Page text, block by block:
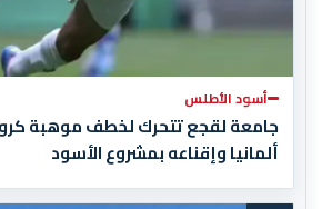
أسود الأطلس
جامعة لقجع تتحرك لخطف موهبة
ألمانيا وإقناعه بمشروع الأسود